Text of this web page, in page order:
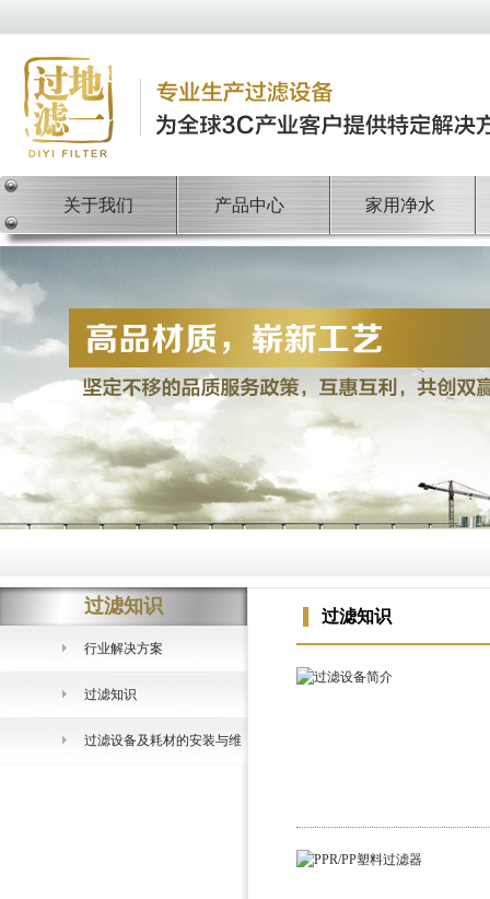
关于我们 产品中心 家用净水
过滤知识
行业解决方案
过滤知识
过滤设备及耗材的安装与维
过滤知识